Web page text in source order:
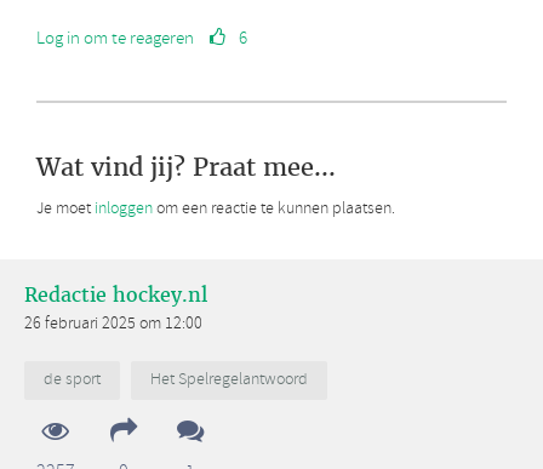
Log in om te reageren 6
Wat vind jij? Praat mee...
Je moet inloggenom een reactie te kunnen plaatsen.
Redactie hockey.nl
26 februari 2025 om 12:00
de sport Het Spelregelantwoord